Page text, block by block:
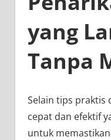
yang
Tanpa
Selain tips praktis
cepat dan efektif
untuk